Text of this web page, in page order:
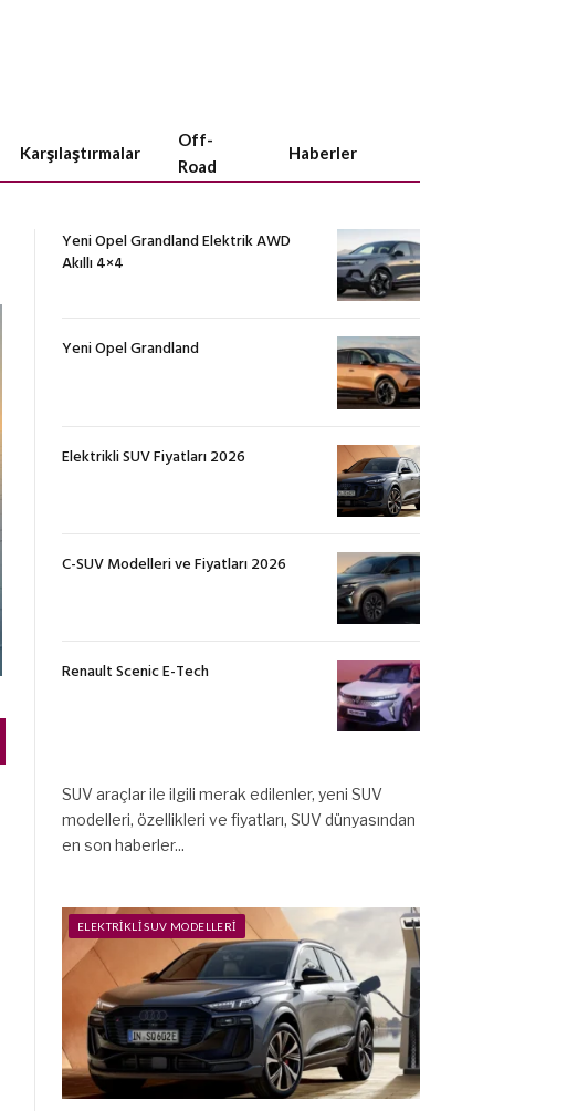
Karşılaştırmalar
Off-
Road
Haberler
Yeni Opel Grandland Elektrik AWD
Akıllı 4×4
Yeni Opel Grandland
Elektrikli SUV Fiyatları 2026
C-SUV Modelleri ve Fiyatları 2026
Renault Scenic E-Tech
SUV araçlar ile ilgili merak edilenler, yeni SUV
modelleri, özellikleri ve fiyatları, SUV dünyasından
en son haberler...
ELEKTRIKLI SUV MODELLERI